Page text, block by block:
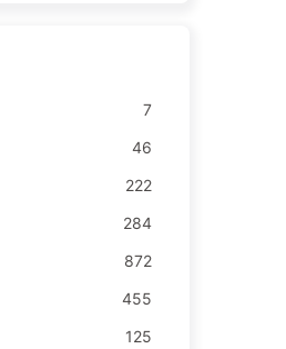
7
46
222
284
872
455
125